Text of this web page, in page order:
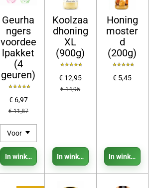
Geurha
ngers
voordee
lpakket
(4
geuren)
€ 6,97
€ 11,87
In winkelwagen
Koolzaa
dhoning
XL
(900g)
€ 12,95
€ 14,95
In winkelwagen
Honing
moster
d
(200g)
€ 5,45
In